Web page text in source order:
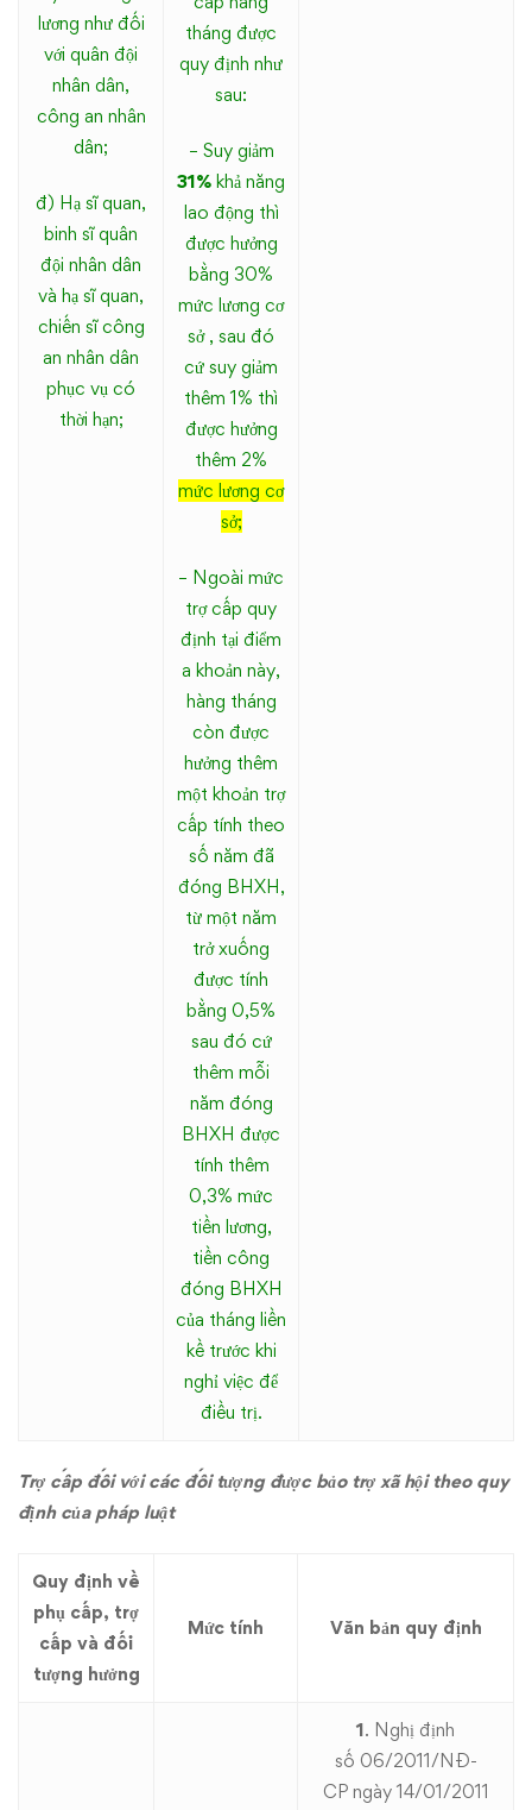
lương như đối
với quân đội
nhân dân,
công an nhân
dân;
đ) Hạ sĩ quan,
binh sĩ quân
đội nhân dân
và hạ sĩ quan,
chiến sĩ công
an nhân dân
phục vụ có
thời hạn;
tháng được
quy định như
sau:
– Suy giảm
31% khả năng
lao động thì
được hưởng
bằng 30%
mức lương cơ
sở , sau đó
cứ suy giảm
thêm 1% thì
được hưởng
thêm 2%
mức lương cơ
sở;
– Ngoài mức
trợ cấp quy
định tại điểm
a khoản này,
hàng tháng
còn được
hưởng thêm
một khoản trợ
cấp tính theo
số năm đã
đóng BHXH,
từ một năm
trở xuống
được tính
bằng 0,5%
sau đó cứ
thêm mỗi
năm đóng
BHXH được
tính thêm
0,3% mức
tiền lương,
tiền công
đóng BHXH
của tháng liền
kề trước khi
nghỉ việc để
điều trị.
Trợ cấp đối với các đối tượng được bảo trợ xã hội theo quy
định của pháp luật
Quy định về
phụ cấp, trợ
cấp và đối
tượng hưởng
Mức tính Văn bản quy định
1. Nghị định
số 06/2011/NĐ-
CPngày 14/01/2011